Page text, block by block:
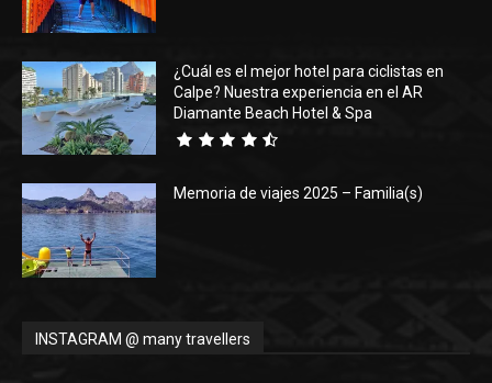
¿Cuál es el mejor hotel para ciclistas en
Calpe? Nuestra experiencia en el AR
Diamante Beach Hotel & Spa
Memoria de viajes 2025 – Familia(s)
INSTAGRAM @ many travellers